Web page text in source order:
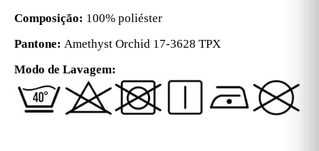
Composição: 100% poliéster
Pantone: Amethyst Orchid 17-3628 TPX
Modo de Lavagem: